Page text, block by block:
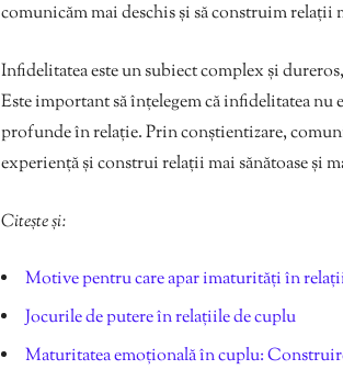
comunicăm mai deschis și să construim relații
Infidelitatea este un subiect complex și
Este important să înțelegem că infidelitatea nu
profunde în relație. Prin conștientizare,
experiență și construi relații mai sănătoase și
Citește și:
Motive pentru care apar imaturități în
Jocurile de putere în relațiile de cuplu
Maturitatea emoțională în cuplu: